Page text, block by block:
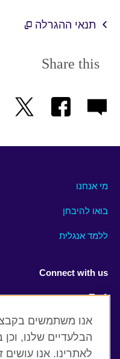
תנאי ההגרלה
Share this
מי אנחנו
בואו להיבחן
ללמד אנגלית
Connect with us
RSS
הבלעדיים שלנו,
לאתרינו. אנו